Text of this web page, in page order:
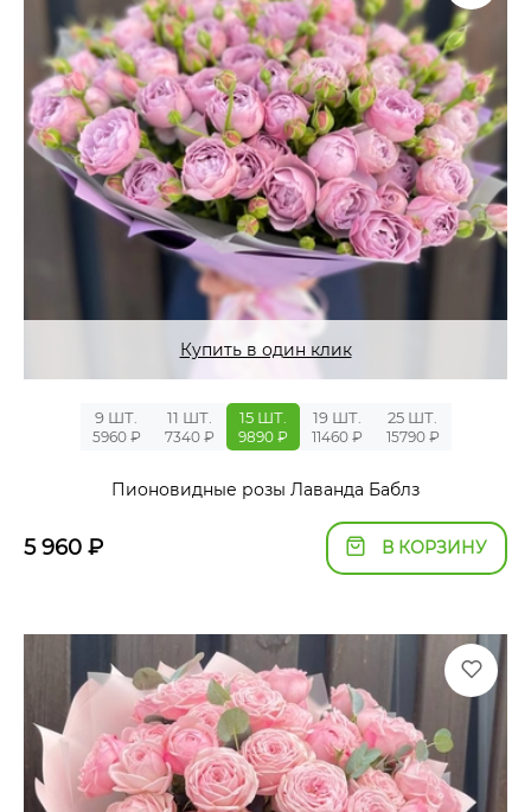
Купить в один клик
9 ШТ.
5960 ₽
11 ШТ.
7340 ₽
15 ШТ.
9890 ₽
19 ШТ.
11460 ₽
25 ШТ.
15790 ₽
Пионовидные розы Лаванда Баблз
5 960 ₽ В КОРЗИНУ